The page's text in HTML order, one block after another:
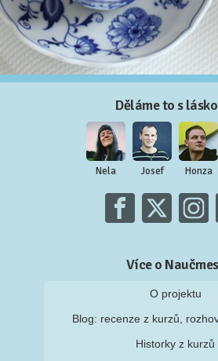
Děláme to s
Nela Josef Honza
Více o
O projektu
Blog: recenze z kurzů,
Historky z kurzů